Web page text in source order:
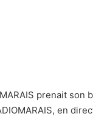
prenait
en